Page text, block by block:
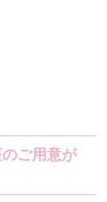
ご用意が